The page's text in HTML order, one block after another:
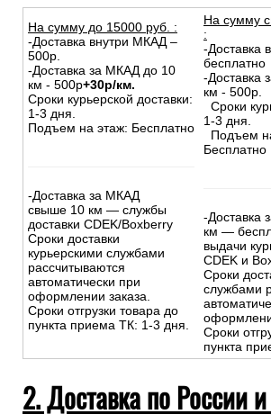
На сумму до 15000 руб. :
-Доставка внутри МКАД –
500р.
-Доставка за МКАД до 10
км - 500р+30р/км.
Сроки курьерской доставки:
1-3 дня.
Подъем на этаж: Бесплатно
-Доставка за МКАД
свыше 10 км — службы
доставки CDEK/Boxberry
Сроки доставки
курьерскими службами
рассчитываются
автоматически при
оформлении заказа.
Сроки отгрузки товара до
пункта приема ТК: 1-3 дня.
На сумму
:
-Доставка
бесплатно
-Доставка
км - 500р.
Сроки
1-3 дня.
Подъем
Бесплатно
-Доставка
км —
выдачи
CDEK и
Сроки
службами
Сроки
пункта
2. Доставка по России